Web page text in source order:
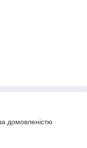
домовленістю